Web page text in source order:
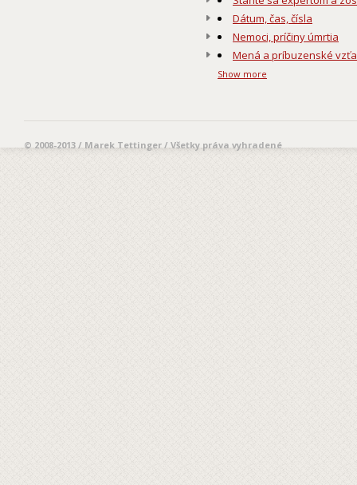
Dátum, čas, čísla
Nemoci, príčiny úmrtia
Mená a príbuzenské
Show more
© 2008-2013 / Marek Tettinger / Všetky práva vyhradené